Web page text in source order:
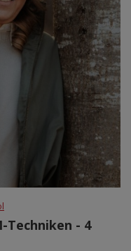
2026
2027
Techniken - 4